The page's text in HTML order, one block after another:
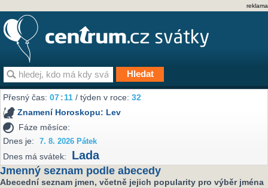
reklama
Přesný čas:07:11 / týden v roce:32
Znamení Horoskopu: Lev
Fáze měsíce:
Dnes je:
7. 8. 2026 Pátek
Dnes má svátek: Lada
Jmenný seznam podle abecedy
Abecední seznam jmen, včetně jejich popularity pro výběr jména